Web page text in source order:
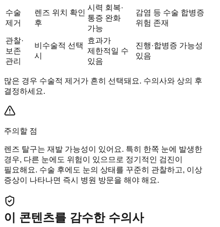
수술
제거
렌즈 위치 확인
후
시력 회복·
통증 완화
가능
감염 등 수술 합병증
위험 존재
관찰·
보존
관리
비수술적 선택
시
효과가
제한적일 수
있음
진행·합병증 가능성
있음
많은 경우 수술적 제거가 흔히 선택돼요. 수의사와 상의 후
결정하세요.
주의할 점
렌즈 탈구는 재발 가능성이 있어요. 특히 한쪽 눈에 발생한
경우, 다른 눈에도 위험이 있으므로 정기적인 검진이
필요해요. 수술 후에도 눈의 상태를 꾸준히 관찰하고, 이상
증상이 나타나면 즉시 병원 방문을 해야 해요.
이 콘텐츠를 감수한 수의사